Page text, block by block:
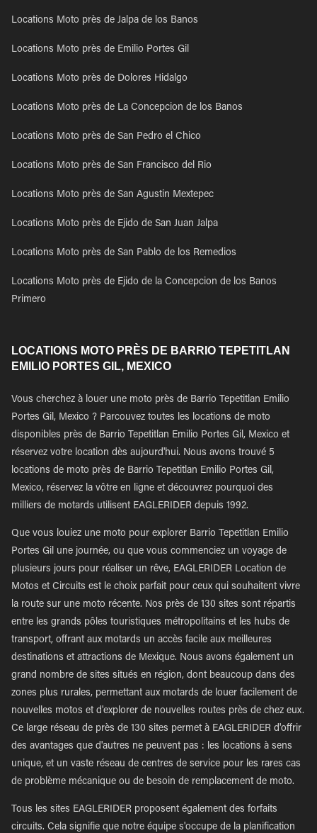
Locations Moto près de Jalpa de los Banos
Locations Moto près de Emilio Portes Gil
Locations Moto près de Dolores Hidalgo
Locations Moto près de La Concepcion de los Banos
Locations Moto près de San Pedro el Chico
Locations Moto près de San Francisco del Rio
Locations Moto près de San Agustin Mextepec
Locations Moto près de Ejido de San Juan Jalpa
Locations Moto près de San Pablo de los Remedios
Locations Moto près de Ejido de la Concepcion de los Banos
Primero
LOCATIONS MOTO PRÈS DE BARRIO TEPETITLAN
EMILIO PORTES GIL, MEXICO
Vous cherchez à louer une moto près de Barrio Tepetitlan Emilio
Portes Gil, Mexico ? Parcouvez toutes les locations de moto
disponibles près de Barrio Tepetitlan Emilio Portes Gil, Mexico et
réservez votre location dès aujourd'hui. Nous avons trouvé 5
locations de moto près de Barrio Tepetitlan Emilio Portes Gil,
Mexico, réservez la vôtre en ligne et découvrez pourquoi des
milliers de motards utilisent EAGLERIDER depuis 1992.
Que vous louiez une moto pour explorer Barrio Tepetitlan Emilio
Portes Gil une journée, ou que vous commenciez un voyage de
plusieurs jours pour réaliser un rêve, EAGLERIDER Location de
Motos et Circuits est le choix parfait pour ceux qui souhaitent vivre
la route sur une moto récente. Nos près de 130 sites sont répartis
entre les grands pôles touristiques métropolitains et les hubs de
transport, offrant aux motards un accès facile aux meilleures
destinations et attractions de Mexique. Nous avons également un
grand nombre de sites situés en région, dont beaucoup dans des
zones plus rurales, permettant aux motards de louer facilement de
nouvelles motos et d'explorer de nouvelles routes près de chez eux.
Ce large réseau de près de 130 sites permet à EAGLERIDER d'offrir
des avantages que d'autres ne peuvent pas : les locations à sens
unique, et un vaste réseau de centres de service pour les rares cas
de problème mécanique ou de besoin de remplacement de moto.
Tous les sites EAGLERIDER proposent également des forfaits
circuits. Cela signifie que notre équipe s'occupe de la planification